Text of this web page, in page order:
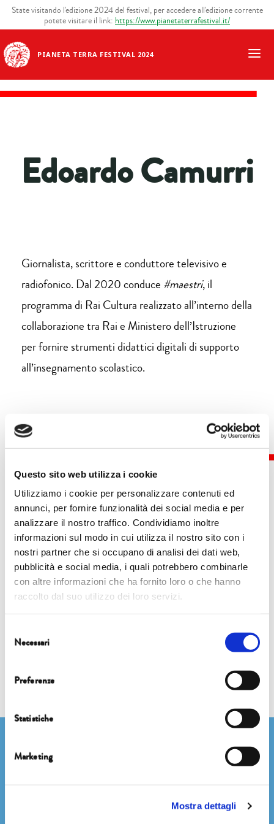
Questo sito web utilizza i cookie
Utilizziamo i cookie per personalizzare contenuti ed
annunci, per fornire funzionalità dei social media e per
analizzare il nostro traffico. Condividiamo inoltre
informazioni sul modo in cui utilizza il nostro sito con i
nostri partner che si occupano di analisi dei dati web,
pubblicità e social media, i quali potrebbero combinarle
con altre informazioni che ha fornito loro o che hanno
raccolto dal suo utilizzo dei loro servizi.
delNecessari
Preferenze
Statistiche
Marketing
Mostra dettagli
PIANETA TERRA FESTIVAL 2024
State visitando l'edizione 2024 del festival, per accedere all'edizione corrente
potete visitare il link: https://www.pianetaterrafestival.it/
Edoardo Camurri
Giornalista, scrittore e conduttore televisivo e
radiofonico. Dal 2020 conduce #maestri, il
programma di Rai Cultura realizzato all’interno della
collaborazione tra Rai e Ministero dell’Istruzione
per fornire strumenti didattici digitali di supporto
all’insegnamento scolastico.
Eventi
7 ottobre |12.15 | Auditorium del Suffragio
INNESTI
Newsletter